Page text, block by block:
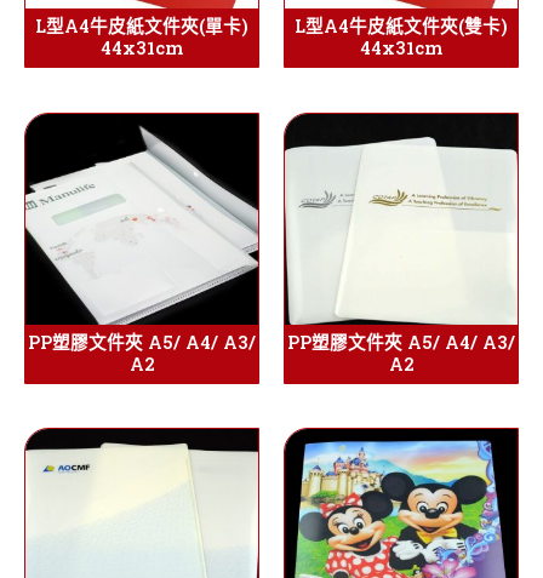
L型A4牛皮紙文件夾(單卡)
44x31cm
L型A4牛皮紙文件夾(雙卡)
44x31cm
PP塑膠文件夾 A5/ A4/ A3/
A2
PP塑膠文件夾 A5/ A4/ A3/
A2